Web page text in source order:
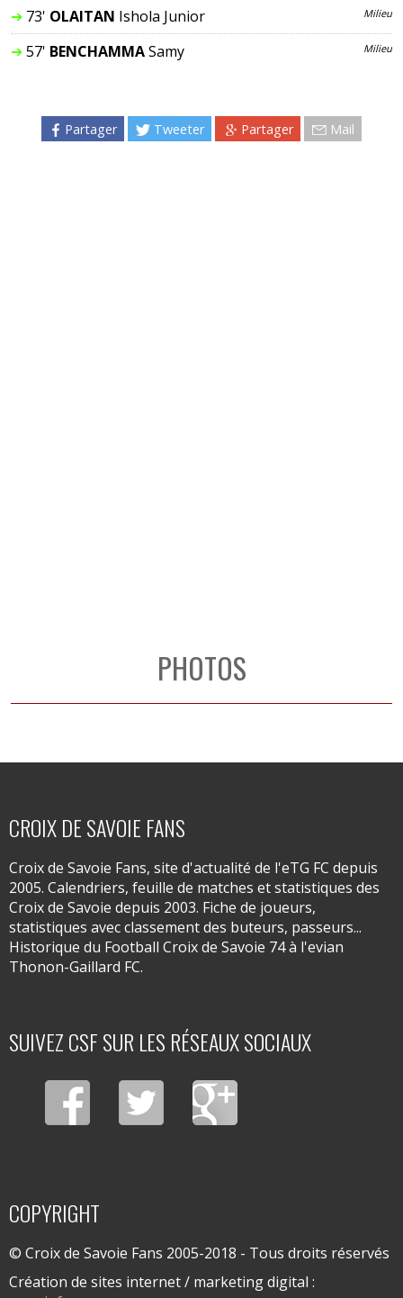
➔73' OLAITAN Ishola Junior Milieu
➔57' BENCHAMMASamy Milieu
Partager Tweeter Partager Mail
PHOTOS
CROIX DE SAVOIE FANS
Croix de Savoie Fans, site d'actualité de l'eTG FC depuis
2005. Calendriers, feuille de matches et statistiques des
Croix de Savoie depuis 2003. Fiche de joueurs,
statistiques avec classement des buteurs, passeurs...
Historique du Football Croix de Savoie 74 à l'evian
Thonon-Gaillard FC.
SUIVEZ CSF SUR LES RÉSEAUX SOCIAUX
COPYRIGHT
© Croix de Savoie Fans 2005-2018 - Tous droits réservés
Création de sites internet / marketing digital :